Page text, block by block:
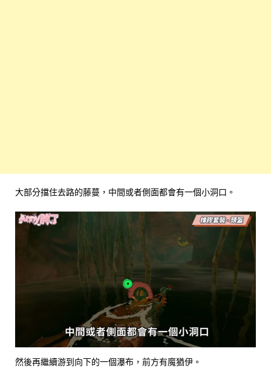
大部分擋住去路的藤蔓，中間或者側面都會有一個小洞口。
然後再繼續游到向下的一個瀑布，前方有魔猶伊。